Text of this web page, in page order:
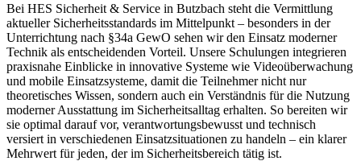
Bei HES Sicherheit & Service in Butzbach steht die Vermittlung
aktueller Sicherheitsstandards im Mittelpunkt – besonders in der
Unterrichtung nach §34a GewO sehen wir den Einsatz moderner
Technik als entscheidenden Vorteil. Unsere Schulungen integrieren
praxisnahe Einblicke in innovative Systeme wie Videoüberwachung
und mobile Einsatzsysteme, damit die Teilnehmer nicht nur
theoretisches Wissen, sondern auch ein Verständnis für die Nutzung
moderner Ausstattung im Sicherheitsalltag erhalten. So bereiten wir
sie optimal darauf vor, verantwortungsbewusst und technisch
versiert in verschiedenen Einsatzsituationen zu handeln – ein klarer
Mehrwert für jeden, der im Sicherheitsbereich tätig ist.